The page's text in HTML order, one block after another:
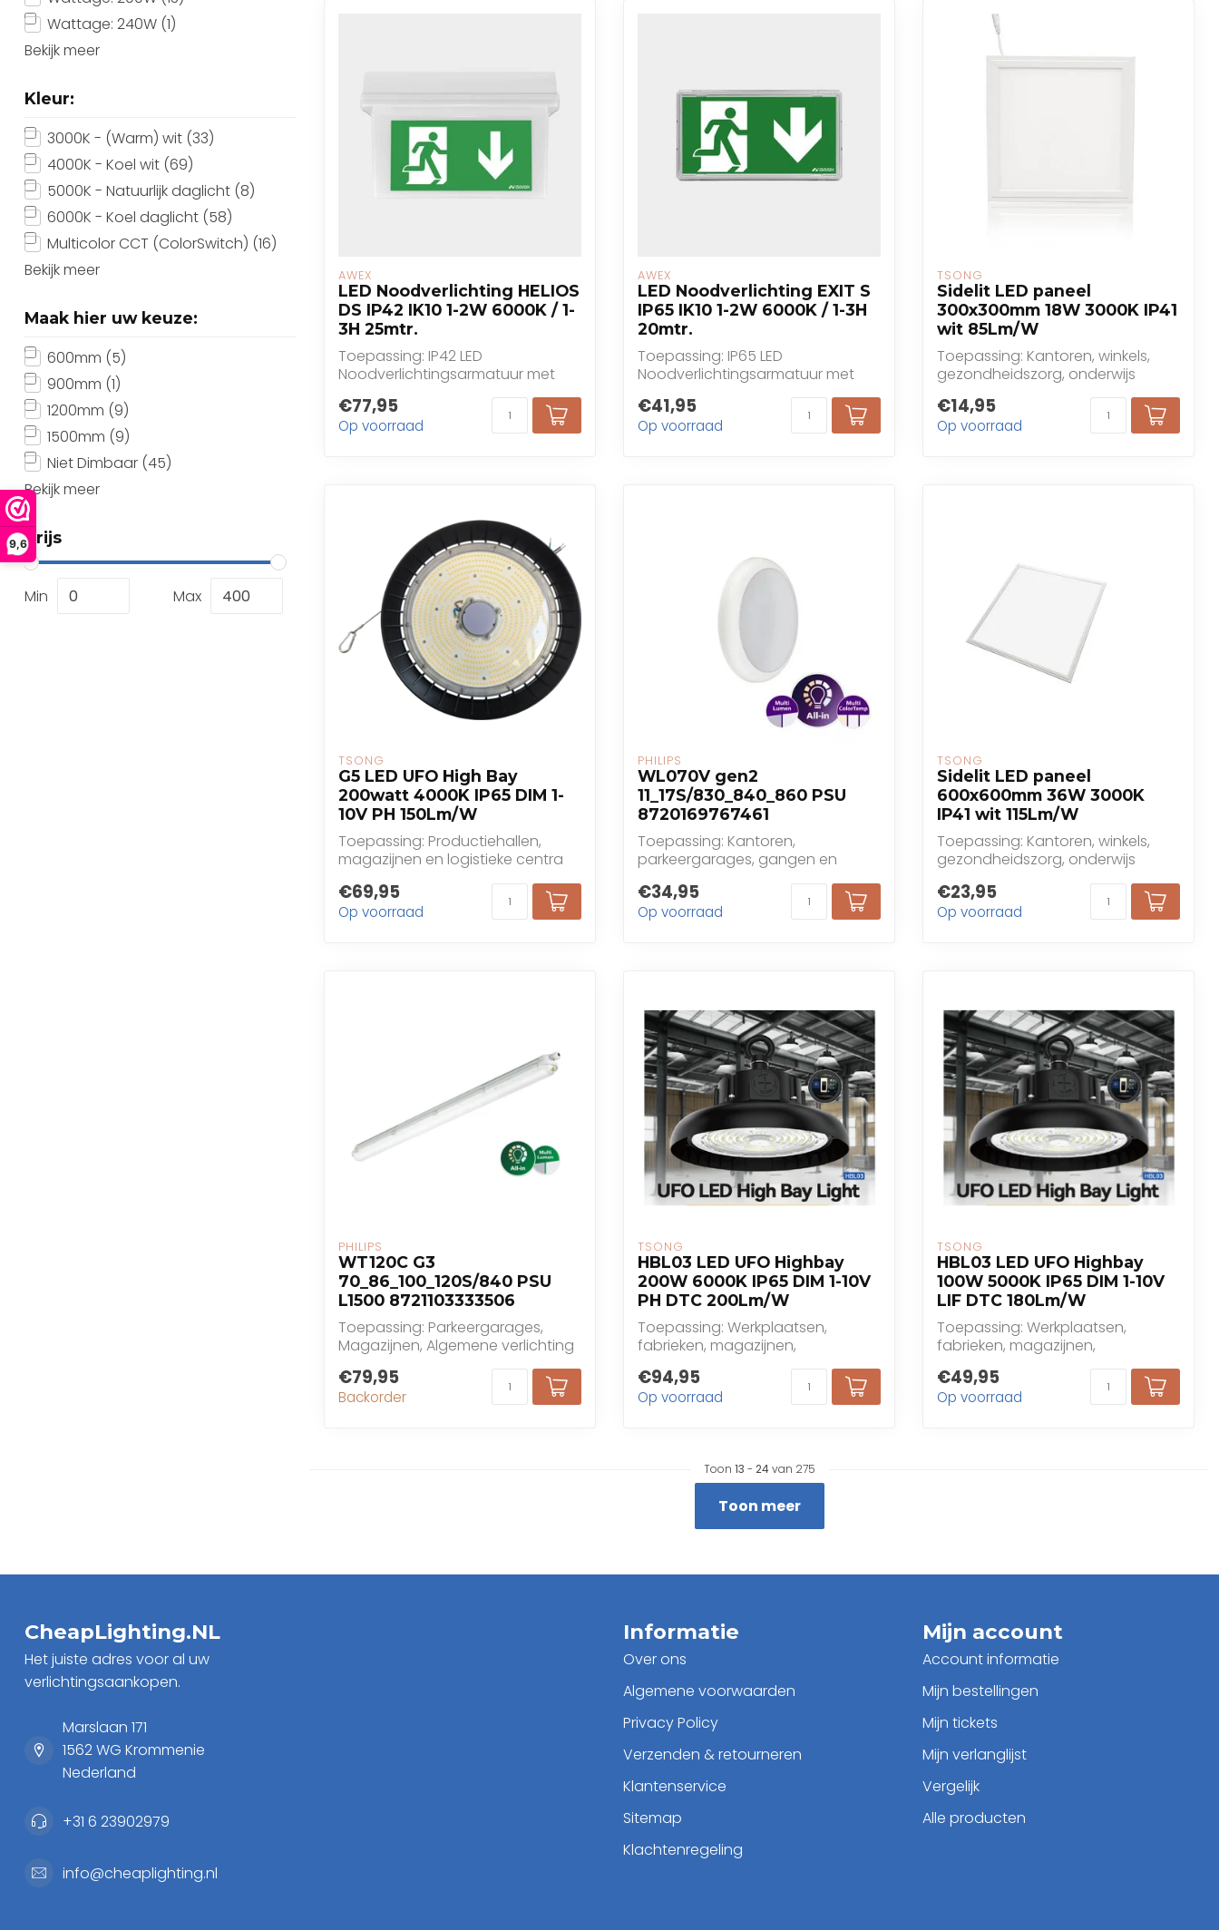
9,6
Wattage: 240W (1)
Bekijk meer
Kleur:
3000K - (Warm) wit (33)
4000K - Koel wit (69)
5000K - Natuurlijk daglicht (8)
6000K - Koel daglicht (58)
Multicolor CCT (ColorSwitch) (16)
Bekijk meer
Maak hier uw keuze:
600mm (5)
900mm (1)
1200mm (9)
1500mm (9)
Niet Dimbaar (45)
Bekijk meer
Prijs
Min Max
AWEX
LED Noodverlichting HELIOS
DS IP42 IK10 1-2W 6000K / 1-
3H 25mtr.
Toepassing: IP42 LED
Noodverlichtingsarmatuur met
€77,95
Op voorraad
AWEX
LED Noodverlichting EXIT S
IP65 IK10 1-2W 6000K / 1-3H
20mtr.
Toepassing: IP65 LED
Noodverlichtingsarmatuur met
€41,95
Op voorraad
TSONG
Sidelit LED paneel
300x300mm 18W 3000K IP41
wit 85Lm/W
Toepassing: Kantoren, winkels,
gezondheidszorg, onderwijs
€14,95
Op voorraad
TSONG
G5 LED UFO High Bay
200watt 4000K IP65 DIM 1-
10V PH 150Lm/W
Toepassing: Productiehallen,
magazijnen en logistieke centra
€69,95
Op voorraad
PHILIPS
WL070V gen2
11_17S/830_840_860 PSU
8720169767461
Toepassing: Kantoren,
parkeergarages, gangen en
€34,95
Op voorraad
TSONG
Sidelit LED paneel
600x600mm 36W 3000K
IP41 wit 115Lm/W
Toepassing: Kantoren, winkels,
gezondheidszorg, onderwijs
€23,95
Op voorraad
PHILIPS
WT120C G3
70_86_100_120S/840 PSU
L1500 8721103333506
Toepassing: Parkeergarages,
Magazijnen, Algemene verlichting
€79,95
Backorder
TSONG
HBL03 LED UFO Highbay
200W 6000K IP65 DIM 1-10V
PH DTC 200Lm/W
Toepassing: Werkplaatsen,
fabrieken, magazijnen,
benzinestations, supermarkten, ...
€94,95
Op voorraad
TSONG
HBL03 LED UFO Highbay
100W 5000K IP65 DIM 1-10V
LIF DTC 180Lm/W
Toepassing: Werkplaatsen,
fabrieken, magazijnen,
benzinestations, supermarkten, ...
€49,95
Op voorraad
Toon 13 - 24van 275
Toon meer
CheapLighting.NL
Het juiste adres voor al uw
verlichtingsaankopen.
Marslaan 171
1562 WG Krommenie
Nederland
+31 6 23902979
info@cheaplighting.nl
Informatie
Over ons
Algemene voorwaarden
Privacy Policy
Verzenden & retourneren
Klantenservice
Sitemap
Klachtenregeling
Mijn account
Account informatie
Mijn bestellingen
Mijn tickets
Mijn verlanglijst
Vergelijk
Alle producten